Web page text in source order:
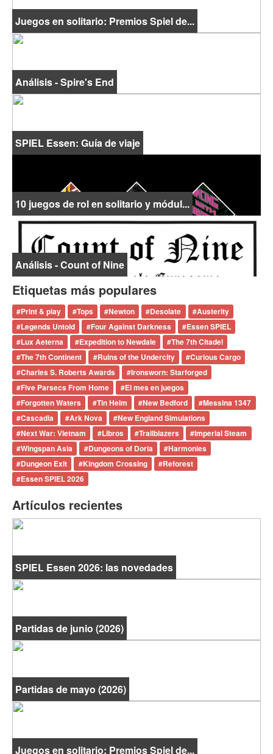
Juegos en solitario: Premios Spiel de...
Análisis - Spire's End
SPIEL Essen: Guía de viaje
10 juegos de rol en solitario y módul...
Análisis - Count of Nine
Etiquetas más populares
#Print & play #Tops #Newton #Desolate #Austerity
#Legends Untold #Four Against Darkness #Essen SPIEL
#Lux Aeterna #Expedition to Newdale #The 7th Citadel
#The 7th Continent #Ruins of the Undercity #Curious Cargo
#Charles S. Roberts Awards #Ironsworn: Starforged
#Five Parsecs From Home #El mes en juegos
#Forgotten Waters #Tin Helm #New Bedford #Messina 1347
#Cascadia #Ark Nova #New England Simulations
#Next War: Vietnam #Libros #Trailblazers #Imperial Steam
#Wingspan Asia #Dungeons of Doria #Harmonies
#Dungeon Exit #Kingdom Crossing #Reforest
#Essen SPIEL 2026
Artículos recientes
SPIEL Essen 2026: las novedades
Partidas de junio (2026)
Partidas de mayo (2026)
Juegos en solitario: Premios Spiel de...